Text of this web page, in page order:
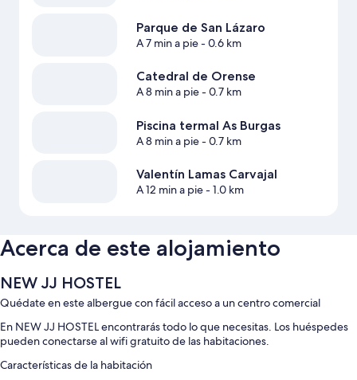
Parque de San Lázaro
A 7 min a pie- 0.6 km
Catedral de Orense
A 8 min a pie- 0.7 km
Piscina termal As Burgas
A 8 min a pie- 0.7 km
Valentín Lamas Carvajal
A 12 min a pie- 1.0 km
Acerca de este alojamiento
NEW JJ HOSTEL
Quédate en este albergue con fácil acceso a un centro comercial
En NEW JJ HOSTEL encontrarás todo lo que necesitas. Los huéspedes
pueden conectarse al wifi gratuito de las habitaciones.
Características de la habitación